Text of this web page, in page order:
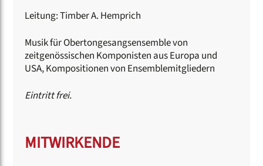
Leitung: Timber A. Hemprich
Musik für Obertongesangsensemble von
zeitgenössischen Komponisten aus Europa und
USA, Kompositionen von Ensemblemitgliedern
Eintritt frei.
MITWIRKENDE